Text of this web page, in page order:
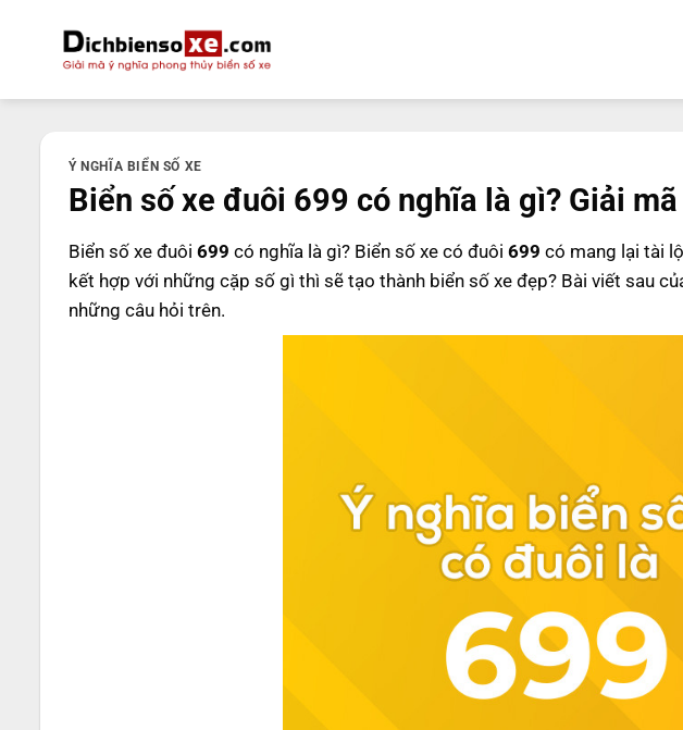
dung
Ý NGHĨA BIỂN SỐ XE
Biển số xe đuôi 699 có nghĩa là gì? Giải
Biển số xe đuôi 699 có nghĩa là gì? Biển số xe có đuôi 699 có mang lại tài
kết hợp với những cặp số gì thì sẽ tạo thành biển số xe đẹp? Bài viết sau
những câu hỏi trên.